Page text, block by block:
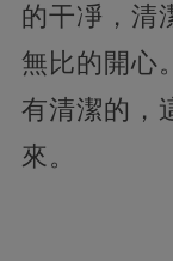
的干凈，清
無比的開心
有清潔的，
來。